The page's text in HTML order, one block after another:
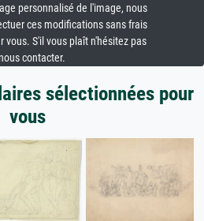
personnalisé de l'image, nous
ces modifications sans frais
vous. S'il vous plaît n'hésitez pas
contacter.
sélectionnées pour
vous